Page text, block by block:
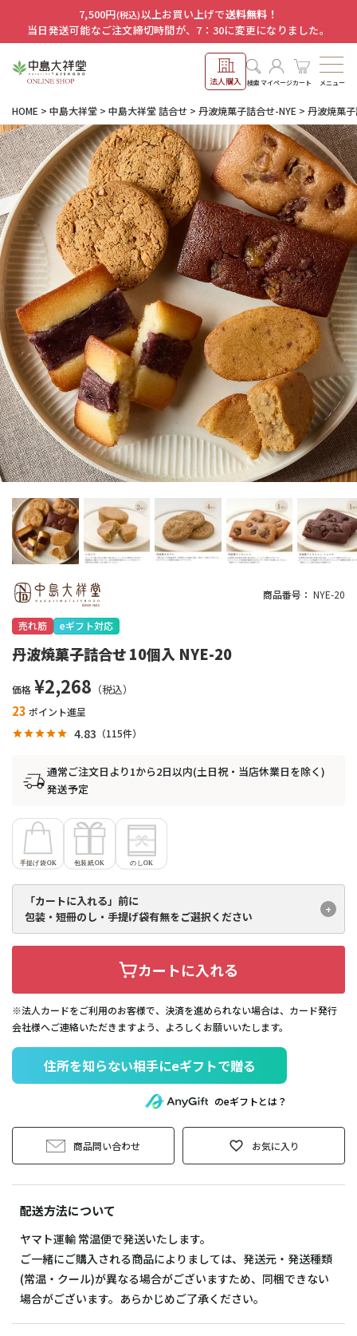
7,500円(税込)以上お買い上げで送料無料！
当日発送可能なご注文締切時間が、7：30に変更になりました。
法人購入 検索マイページカート メニュー
HOME 中島大祥堂 中島大祥堂 詰合せ 丹波焼菓子詰合せ-NYE 丹波焼菓
商品番号 NYE-20
売れ筋 eギフト対応
丹波焼菓子詰合せ 10個入 NYE-20
価格 ¥2,268
23 ポイント進呈
4.83 115
通常ご注文日より1から2日以内(土日祝・当店休業日を除く)
発送予定
「カートに入れる」前に
包装・短冊のし・手提げ袋有無をご選択ください
カートに入れる
※法人カードをご利用のお客様で、決済を進められない場合は、カード発行
会社様へご連絡いただきますよう、よろしくお願いいたします。
住所を知らない相手にeギフトで贈る
のeギフトとは？
商品問い合わせ お気に入り
配送方法について
ヤマト運輸 常温便で発送いたします。
ご一緒にご購入される商品によりましては、発送元・発送種類
(常温・クール)が異なる場合がございますため、同梱できない
場合がございます。あらかじめご了承ください。